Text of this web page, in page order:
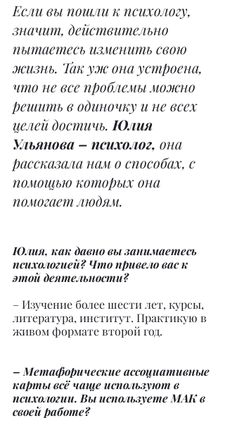
Если вы пошли к психологу,
значит, действительно
пытаетесь изменить свою
жизнь. Так уж она устроена,
что не все проблемы можно
решить в одиночку и не всех
целей достичь. Юлия
Ульянова – психолог, она
рассказала нам о способах, с
помощью которых она
помогает людям.
Юлия, как давно вы занимаетесь
психологией? Что привело вас к
этой деятельности?
– Изучение более шести лет, курсы,
литература, институт. Практикую в
живом формате второй год.
– Метафорические ассоциативные
карты всё чаще используют в
психологии. Вы используете МАК в
своей работе?